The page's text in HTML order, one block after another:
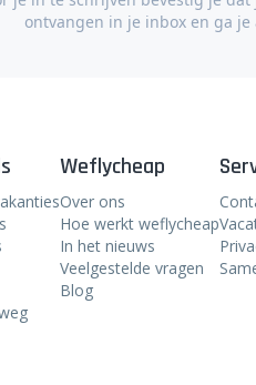
ontvangen in je inbox en ga
Weflycheap
Over ons
Hoe werkt weflycheap
In het nieuws
Veelgestelde vragen
Blog